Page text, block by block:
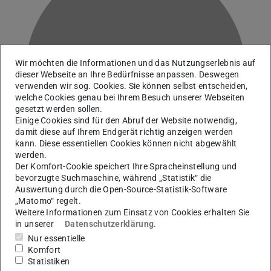
H
Technische Mitarbeiter*innen
Betriebsgruppe S-DALINAC
Wir möchten die Informationen und das Nutzungserlebnis auf
dieser Webseite an Ihre Bedürfnisse anpassen. Deswegen
verwenden wir sog. Cookies. Sie können selbst entscheiden,
welche Cookies genau bei Ihrem Besuch unserer Webseiten
gesetzt werden sollen.
Einige Cookies sind für den Abruf der Website notwendig,
damit diese auf Ihrem Endgerät richtig anzeigen werden
kann. Diese essentiellen Cookies können nicht abgewählt
werden.
Der Komfort-Cookie speichert Ihre Spracheinstellung und
bevorzugte Suchmaschine, während „Statistik“ die
Auswertung durch die Open-Source-Statistik-Software
„Matomo“ regelt.
Weitere Informationen zum Einsatz von Cookies erhalten Sie
in unserer
Datenschutzerklärung.
Nur essentielle
Komfort
Statistiken